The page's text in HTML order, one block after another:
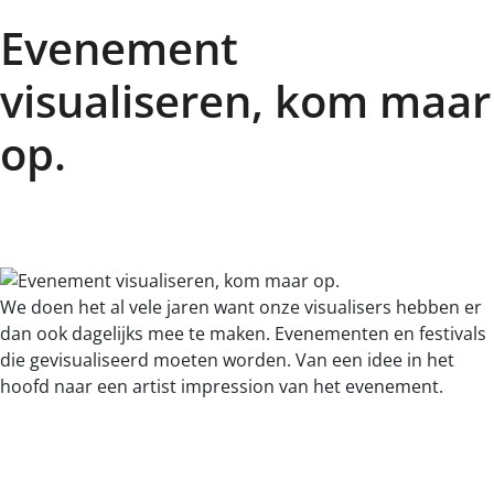
Evenement
visualiseren, kom maar
op.
We doen het al vele jaren want onze visualisers hebben er
dan ook dagelijks mee te maken. Evenementen en festivals
die gevisualiseerd moeten worden. Van een idee in het
hoofd naar een artist impression van het evenement.